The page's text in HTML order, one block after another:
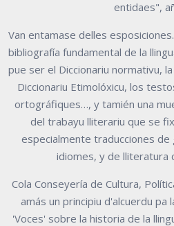
entidaes",
Van entamase delles
bibliografía fundamental de la
pue ser el Diccionariu normativu,
Diccionariu Etimolóxicu, los
ortográfiques…, y tamién una
del trabayu lliterariu que se
especialmente traducciones de
idiomes, y de lliteratura
Cola Conseyería de Cultura,
amás un principiu d'alcuerdu pa
'Voces' sobre la historia de la